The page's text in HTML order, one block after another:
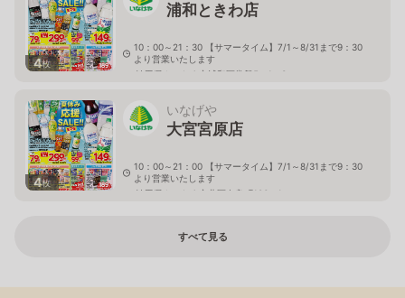
4枚
浦和ときわ店
10：00～21：30 【サマータイム】7/1～8/31まで9：30
より営業いたします
埼玉県さいたま市浦和区常盤5－1－3
4枚
いなげや
大宮宮原店
10：00～21：00 【サマータイム】7/1～8/31まで9：30
より営業いたします
埼玉県さいたま市北区奈良町106－1
すべて見る